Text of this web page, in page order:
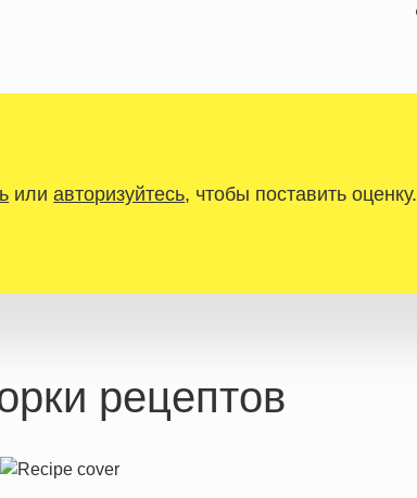
или авторизуйтесь, чтобы поставить оценку.
рецептов